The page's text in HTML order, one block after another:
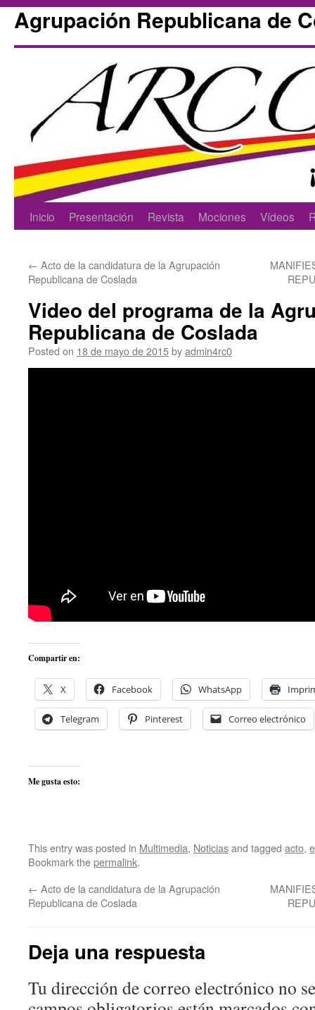
Agrupación Republicana de
Skip
content
Inicio Presentación Revista Mociones Vídeos
← Acto de la candidatura de la Agrupación
Republicana de Coslada
Video del programa de la
Republicana de Coslada
Posted on 18 de mayo de 2015byadmin4rc0
Compartir en:
X Facebook WhatsApp
Telegram Pinterest Correo electrónico
Me gusta esto:
This entry was posted in Multimedia, Noticiasand tagged acto,
Bookmark thepermalink.
← Acto de la candidatura de la Agrupación
Republicana de Coslada
Deja una respuesta
Tu dirección de correo electrónico no